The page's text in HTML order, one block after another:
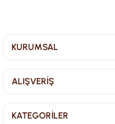
KURUMSAL
ALIŞVERİŞ
KATEGORİLER